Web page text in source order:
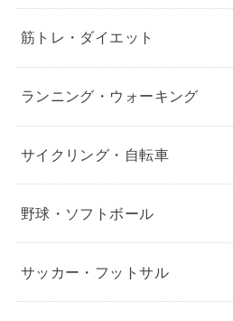
筋トレ・ダイエット
ランニング・ウォーキング
サイクリング・自転車
野球・ソフトボール
サッカー・フットサル